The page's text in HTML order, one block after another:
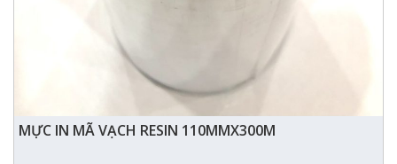
MỰC IN MÃ VẠCH RESIN 110MMX300M